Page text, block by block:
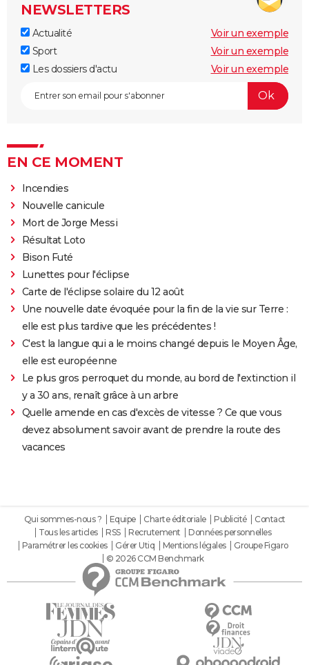
NEWSLETTERS
Actualité
Voir un exemple
Sport
Voir un exemple
Les dossiers d'actu
Voir un exemple
EN CE MOMENT
Incendies
Nouvelle canicule
Mort de Jorge Messi
Résultat Loto
Bison Futé
Lunettes pour l'éclipse
Carte de l'éclipse solaire du 12 août
Une nouvelle date évoquée pour la fin de la vie sur Terre :
elle est plus tardive que les précédentes !
C'est la langue qui a le moins changé depuis le Moyen Âge,
elle est européenne
Le plus gros perroquet du monde, au bord de l'extinction il
y a 30 ans, renaît grâce à un arbre
Quelle amende en cas d'excès de vitesse ? Ce que vous
devez absolument savoir avant de prendre la route des
vacances
Qui sommes-nous ? Equipe Charte éditoriale Publicité
Contact
Tous les articles
RSS Recrutement
Données personnelles
Paramétrer les cookies
Gérer Utiq Mentions légales
Groupe Figaro
© 2026 CCM Benchmark